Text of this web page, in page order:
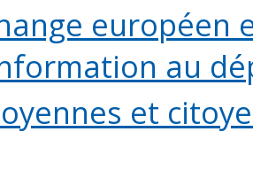
européen
au
et